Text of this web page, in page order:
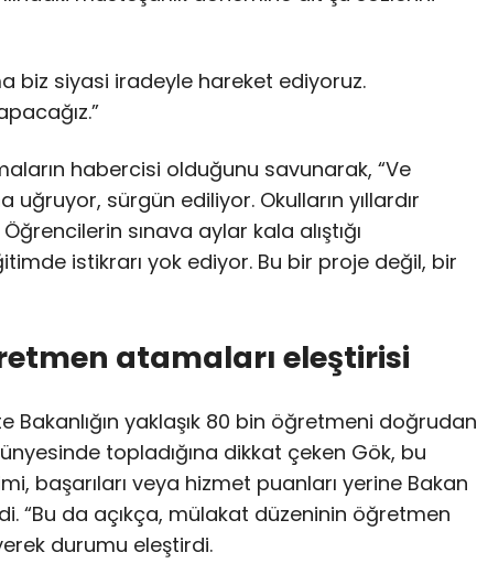
biz siyasi iradeyle hareket ediyoruz.
habercisi olduğunu savunarak, “Ve
uğruyor, sürgün ediliyor. Okulların yıllardır
sınava aylar kala alıştığı
istikrarı yok ediyor. Bu bir proje değil, bir
atamaları eleştirisi
Bakanlığın yaklaşık 80 bin öğretmeni doğrudan
topladığına dikkat çeken Gök, bu
başarıları veya hizmet puanları yerine Bakan
“Bu da açıkça, mülakat düzeninin öğretmen
durumu eleştirdi.